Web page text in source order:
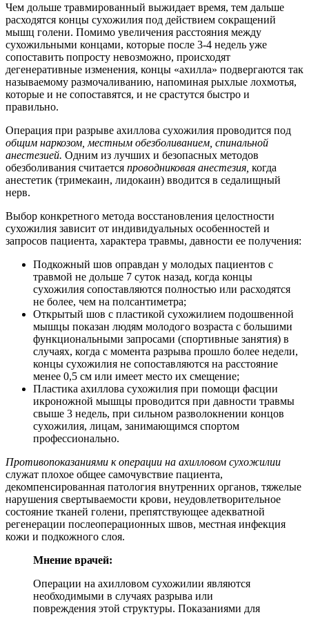
Чем дольше травмированный выжидает время, тем дальше
расходятся концы сухожилия под действием сокращений
мышц голени. Помимо увеличения расстояния между
сухожильными концами, которые после 3-4 недель уже
сопоставить попросту невозможно, происходят
дегенеративные изменения, концы «ахилла» подвергаются так
называемому размочаливанию, напоминая рыхлые лохмотья,
которые и не сопоставятся, и не срастутся быстро и
правильно.
Операция при разрыве ахиллова сухожилия проводится под
общим наркозом, местным обезболиванием, спинальной
анестезией. Одним из лучших и безопасных методов
обезболивания считается проводниковая анестезия, когда
анестетик (тримекаин, лидокаин) вводится в седалищный
нерв.
Выбор конкретного метода восстановления целостности
сухожилия зависит от индивидуальных особенностей и
запросов пациента, характера травмы, давности ее получения:
Подкожный шов оправдан у молодых пациентов с
травмой не дольше 7 суток назад, когда концы
сухожилия сопоставляются полностью или расходятся
не более, чем на полсантиметра;
Открытый шов с пластикой сухожилием подошвенной
мышцы показан людям молодого возраста с большими
функциональными запросами (спортивные занятия) в
случаях, когда с момента разрыва прошло более недели,
концы сухожилия не сопоставляются на расстояние
менее 0,5 см или имеет место их смещение;
Пластика ахиллова сухожилия при помощи фасции
икроножной мышцы проводится при давности травмы
свыше 3 недель, при сильном разволокнении концов
сухожилия, лицам, занимающимся спортом
профессионально.
Противопоказаниями к операции на ахилловом сухожилии
служат плохое общее самочувствие пациента,
декомпенсированная патология внутренних органов, тяжелые
нарушения свертываемости крови, неудовлетворительное
состояние тканей голени, препятствующее адекватной
регенерации послеоперационных швов, местная инфекция
кожи и подкожного слоя.
Мнение врачей:
Операции на ахилловом сухожилии являются
необходимыми в случаях разрыва или
повреждения этой структуры. Показаниями для